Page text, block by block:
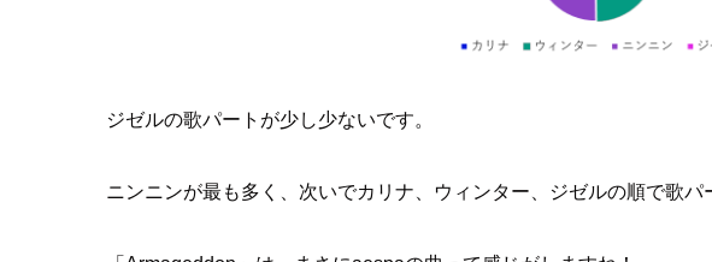
ジゼルの歌パートが少し少ないです。
ニンニンが最も多く、次いでカリナ、ウィンター、ジゼルの順で歌パ